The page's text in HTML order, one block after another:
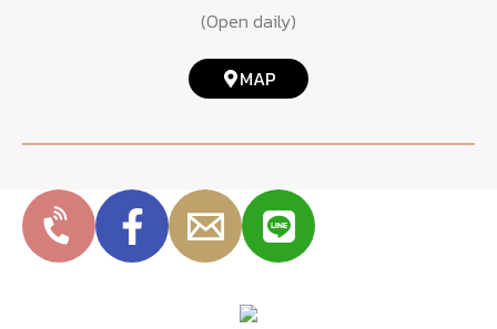
(Open daily)
MAP